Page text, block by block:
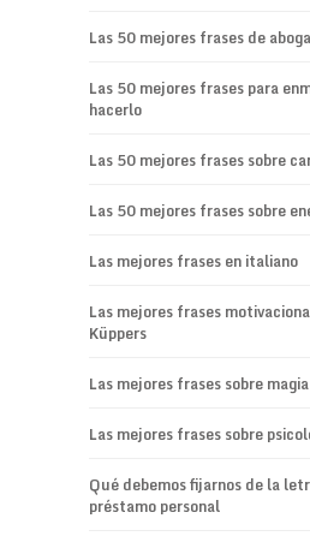
Las 50 mejores frases de
Las 50 mejores frases para
hacerlo
Las 50 mejores frases sobre
Las 50 mejores frases sobre
Las mejores frases en italiano
Las mejores frases
Küppers
Las mejores frases sobre
Las mejores frases sobre
Qué debemos fijarnos de la
préstamo personal